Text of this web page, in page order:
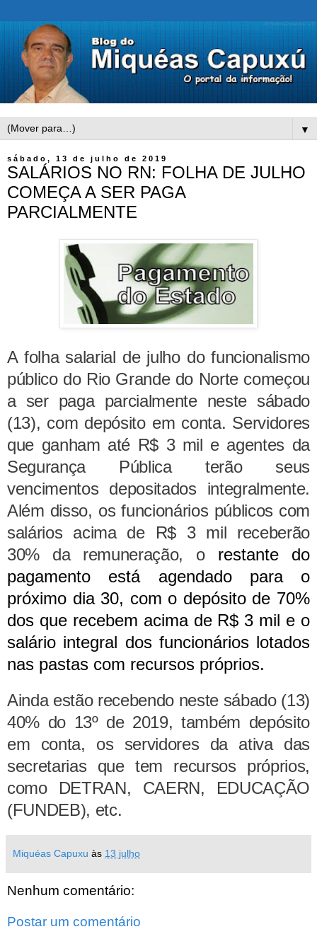
▼
sábado, 13 de julho de 2019
SALÁRIOS NO RN: FOLHA DE JULHO
COMEÇA A SER PAGA
PARCIALMENTE
A folha salarial de julho do funcionalismo
público do Rio Grande do Norte começou
a ser paga parcialmente neste sábado
(13), com depósito em conta. Servidores
que ganham até R$ 3 mil e agentes da
Segurança Pública terão seus
vencimentos depositados integralmente.
Além disso, os funcionários públicos com
salários acima de R$ 3 mil receberão
30% da remuneração, orestante do
pagamento está agendado para o
próximo dia 30, com o depósito de 70%
dos que recebem acima de R$ 3 mil e o
salário integral dos funcionários lotados
nas pastas com recursos próprios.
Ainda estão recebendo neste sábado (13)
40% do 13º de 2019, também depósito
em conta, os servidores da ativa das
secretarias que tem recursos próprios,
como DETRAN, CAERN, EDUCAÇÃO
(FUNDEB), etc.
Miquéas Capuxu às 13 julho
Nenhum comentário:
Postar um comentário